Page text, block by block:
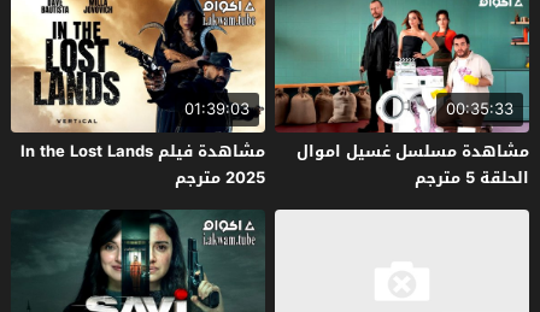
00:35:33
مشاهدة مسلسل غسيل اموال
الحلقة 5 مترجم
01:39:03
مشاهدة فيلم In the Lost Lands
2025 مترجم